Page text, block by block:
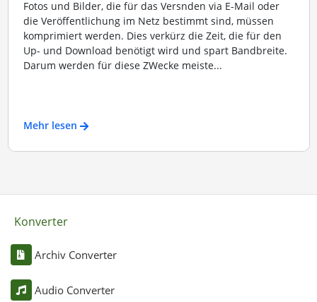
Fotos und Bilder, die für das Versnden via E-Mail oder
die Veröffentlichung im Netz bestimmt sind, müssen
komprimiert werden. Dies verkürz die Zeit, die für den
Up- und Download benötigt wird und spart Bandbreite.
Darum werden für diese ZWecke meiste...
Mehr lesen
Konverter
Archiv Converter
Audio Converter